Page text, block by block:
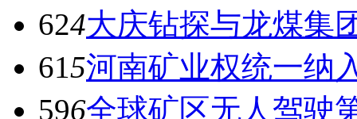
624大庆钻探与龙煤集
615河南矿业权统一纳
596全球矿区无人驾驶